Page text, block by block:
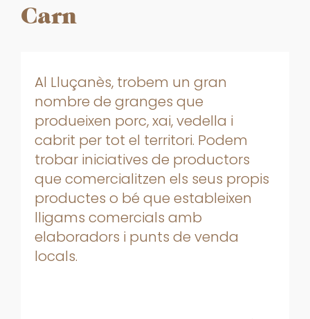
Carn
Al Lluçanès, trobem un gran
nombre de granges que
produeixen porc, xai, vedella i
cabrit per tot el territori. Podem
trobar iniciatives de productors
que comercialitzen els seus propis
productes o bé que estableixen
lligams comercials amb
elaboradors i punts de venda
locals.